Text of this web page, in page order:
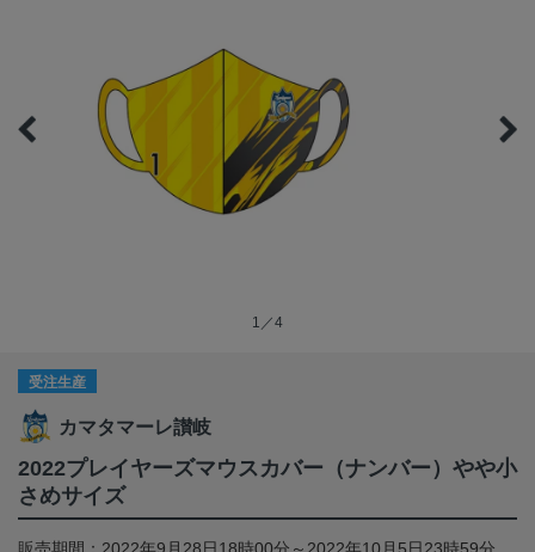
1／4
受注生産
カマタマーレ讃岐
2022プレイヤーズマウスカバー（ナンバー）やや小
さめサイズ